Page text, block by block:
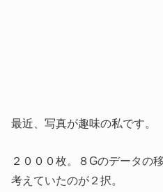
最近、写真が趣味の私です。
２０００枚。８Gのデータの
考えていたのが２択。